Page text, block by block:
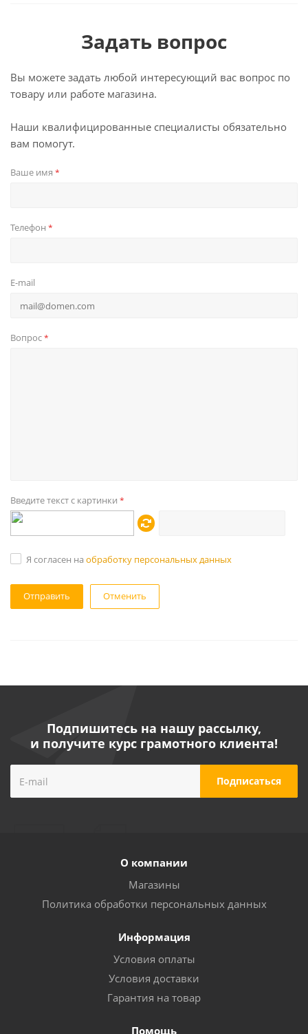
Задать вопрос
Вы можете задать любой интересующий вас вопрос по
товару или работе магазина.
Наши квалифицированные специалисты обязательно
вам помогут.
Ваше имя *
Телефон *
E-mail
Вопрос*
Введите текст с картинки *
Я согласен на обработку персональных данных
Отменить
Подпишитесь на нашу рассылку,
и получите курс грамотного клиента!
О компании
Магазины
Политика обработки персональных данных
Информация
Условия оплаты
Условия доставки
Гарантия на товар
Помощь